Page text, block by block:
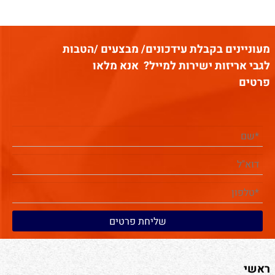
מעוניינים בקבלת עידכונים/ מבצעים /הטבות
לגבי אריזות ישירות למייל? אנא מלאו
פרטים
ראשי